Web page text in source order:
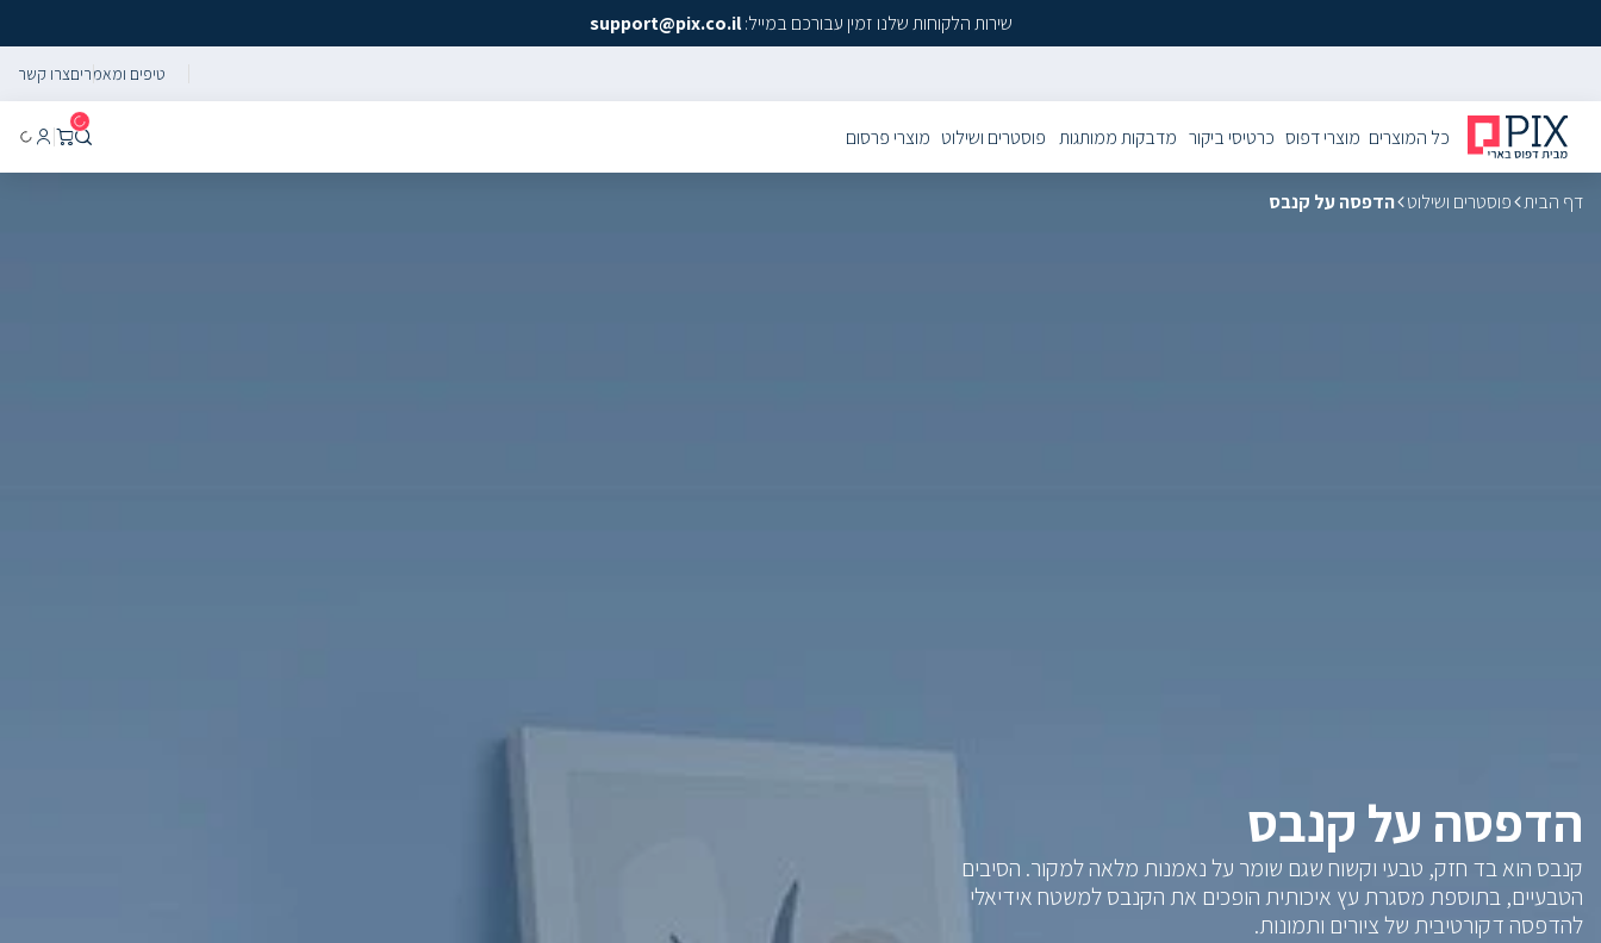
שירות הלקוחות שלנו זמין עבורכם במייל:support@pix.co.il
טיפים ומאמריםצרו קשר
כל המוצרים מוצרי דפוס כרטיסי ביקור מדבקות ממותגות פוסטרים ושילוט מוצרי פרסום
דף הבית פוסטרים ושילוט הדפסה על קנבס
הדפסה על קנבס
קנבס הוא בד חזק, טבעי וקשוח שגם שומר על נאמנות מלאה למקור. הסיבים
הטבעיים, בתוספת מסגרת עץ איכותית הופכים את הקנבס למשטח אידיאלי
להדפסה דקורטיבית של ציורים ותמונות.